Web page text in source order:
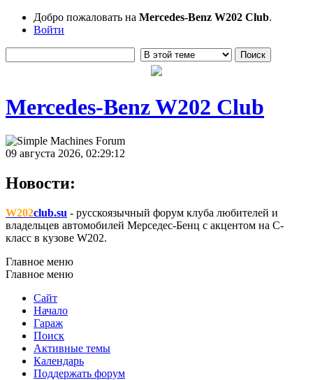
Добро пожаловать на Mercedes-Benz W202 Club.
Войти
Mercedes-Benz W202 Club
09 августа 2026, 02:29:12
Новости:
W202club.su - русскоязычный форум клуба любителей и
владельцев автомобилей Мерседес-Бенц с акцентом на C-
класс в кузове W202.
Главное меню
Главное меню
Сайт
Начало
Гараж
Поиск
Активные темы
Календарь
Поддержать форум